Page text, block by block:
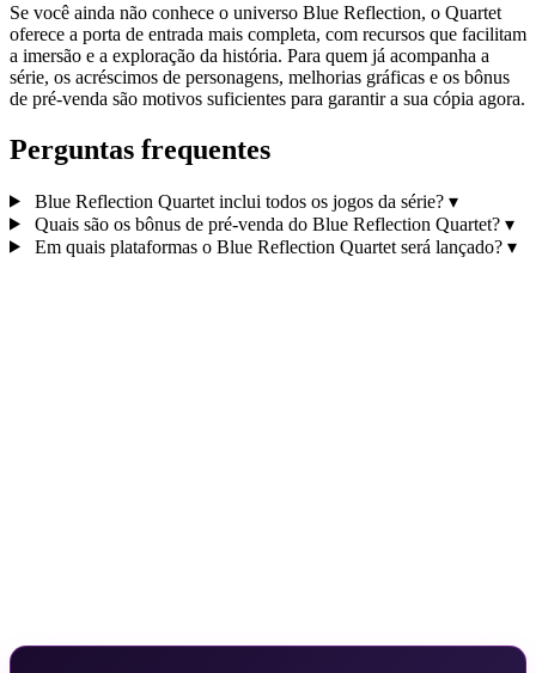
Se você ainda não conhece o universo Blue Reflection, o Quartet
oferece a porta de entrada mais completa, com recursos que facilitam
a imersão e a exploração da história. Para quem já acompanha a
série, os acréscimos de personagens, melhorias gráficas e os bônus
de pré‑venda são motivos suficientes para garantir a sua cópia agora.
Perguntas frequentes
Blue Reflection Quartet inclui todos os jogos da série? ▾
Quais são os bônus de pré‑venda do Blue Reflection Quartet? ▾
Em quais plataformas o Blue Reflection Quartet será lançado? ▾